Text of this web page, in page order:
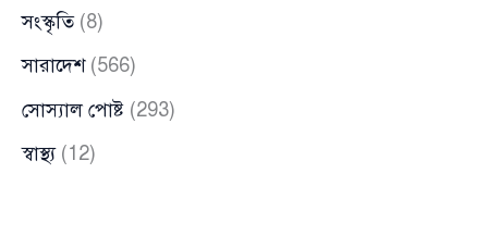
সংস্কৃতি(8)
সারাদেশ(566)
সোস্যাল পোষ্ট (293)
স্বাস্থ্য(12)